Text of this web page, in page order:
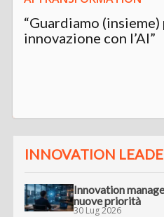
“Guardiamo
innovazione con l’AI”
INNOVATION
Innovation
nuove priorità
30 Lug 2026